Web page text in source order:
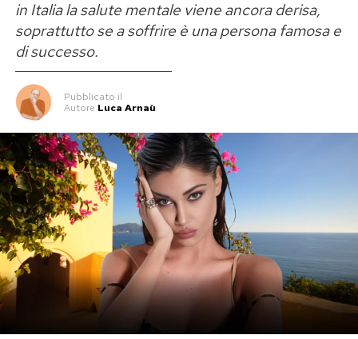
in Italia la salute mentale viene ancora derisa,
soprattutto se a soffrire è una persona famosa e
di successo.
Pubblicato il
Autore Luca Arnaù